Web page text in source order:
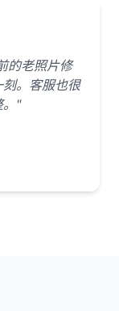
的老照片修
。客服也很
。"